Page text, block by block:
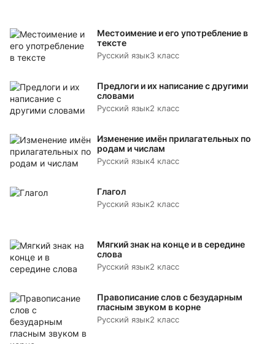
Местоимение и его употребление в
тексте
Русский язык3 класс
Предлоги и их написание с другими
словами
Русский язык2 класс
Изменение имён прилагательных по
родам и числам
Русский язык4 класс
Глагол
Русский язык2 класс
Мягкий знак на конце и в середине
слова
Русский язык2 класс
Правописание слов с безударным
гласным звуком в корне
Русский язык2 класс